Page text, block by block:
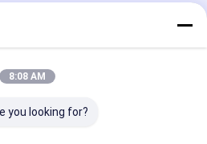
8:08 AM
you looking for?